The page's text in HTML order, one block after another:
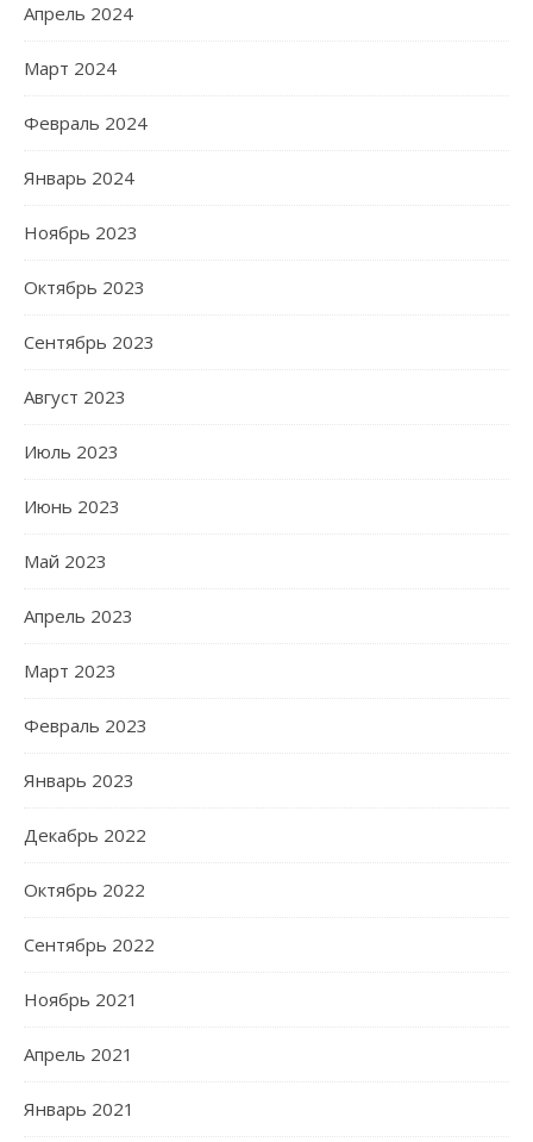
Апрель 2024
Март 2024
Февраль 2024
Январь 2024
Ноябрь 2023
Октябрь 2023
Сентябрь 2023
Август 2023
Июль 2023
Июнь 2023
Май 2023
Апрель 2023
Март 2023
Февраль 2023
Январь 2023
Декабрь 2022
Октябрь 2022
Сентябрь 2022
Ноябрь 2021
Апрель 2021
Январь 2021